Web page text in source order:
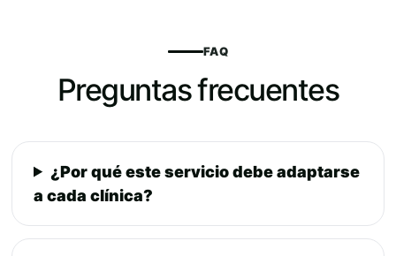
FAQ
Preguntas frecuentes
¿Por qué este servicio debe adaptarse
a cada clínica?